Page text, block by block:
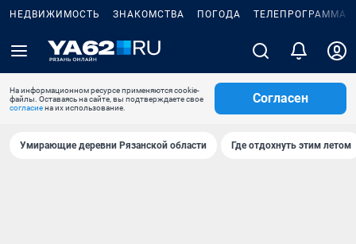
НЕДВИЖИМОСТЬ ЗНАКОМСТВА ПОГОДА ТЕЛЕПРОГРАММА
На информационном ресурсе применяются cookie-
файлы. Оставаясь на сайте, вы подтверждаете свое
согласиена их использование.
Согласен
Умирающие деревни Рязанской области Где отдохнуть этим летом